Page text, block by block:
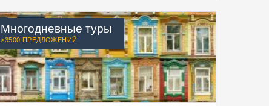
Многодневные туры
>3500 ПРЕДЛОЖЕНИЙ